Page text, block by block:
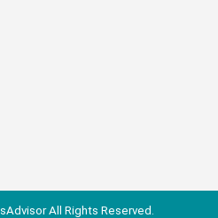
All Rights Reserved.